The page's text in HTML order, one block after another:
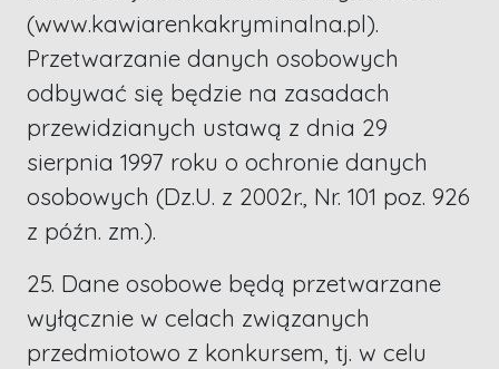
(www.kawiarenkakryminalna.pl).
Przetwarzanie danych osobowych
odbywać się będzie na zasadach
przewidzianych ustawą z dnia 29
sierpnia 1997 roku o ochronie danych
osobowych (Dz.U. z 2002r., Nr. 101 poz. 926
z późn. zm.).
25. Dane osobowe będą przetwarzane
wyłącznie w celach związanych
przedmiotowo z konkursem, tj. w celu